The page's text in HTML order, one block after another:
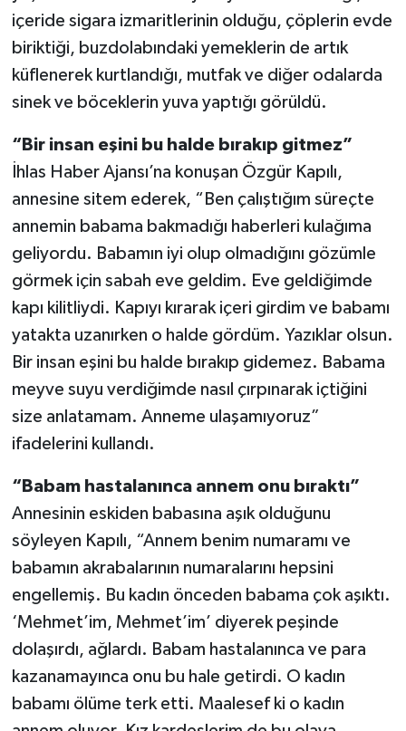
içeride sigara izmaritlerinin olduğu, çöplerin evde
biriktiği, buzdolabındaki yemeklerin de artık
küflenerek kurtlandığı, mutfak ve diğer odalarda
sinek ve böceklerin yuva yaptığı görüldü.
“Bir insan eşini bu halde bırakıp gitmez”
İhlas Haber Ajansı’na konuşan Özgür Kapılı,
annesine sitem ederek, “Ben çalıştığım süreçte
annemin babama bakmadığı haberleri kulağıma
geliyordu. Babamın iyi olup olmadığını gözümle
görmek için sabah eve geldim. Eve geldiğimde
kapı kilitliydi. Kapıyı kırarak içeri girdim ve babamı
yatakta uzanırken o halde gördüm. Yazıklar olsun.
Bir insan eşini bu halde bırakıp gidemez. Babama
meyve suyu verdiğimde nasıl çırpınarak içtiğini
size anlatamam. Anneme ulaşamıyoruz”
ifadelerini kullandı.
“Babam hastalanınca annem onu bıraktı”
Annesinin eskiden babasına aşık olduğunu
söyleyen Kapılı, “Annem benim numaramı ve
babamın akrabalarının numaralarını hepsini
engellemiş. Bu kadın önceden babama çok aşıktı.
‘Mehmet’im, Mehmet’im’ diyerek peşinde
dolaşırdı, ağlardı. Babam hastalanınca ve para
kazanamayınca onu bu hale getirdi. O kadın
babamı ölüme terk etti. Maalesef ki o kadın